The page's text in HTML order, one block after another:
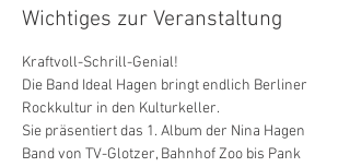
Wichtiges zur Veranstaltung
Kraftvoll-Schrill-Genial!
Die Band Ideal Hagen bringt endlich Berliner
Rockkultur in den Kulturkeller.
Sie präsentiert das 1. Album der Nina Hagen
Band von TV-Glotzer, Bahnhof Zoo bis Pank